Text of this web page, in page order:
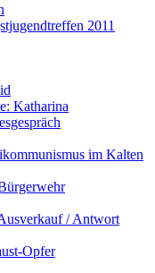
2011
Katharina
im Kalten
/ Antwort
Opfer